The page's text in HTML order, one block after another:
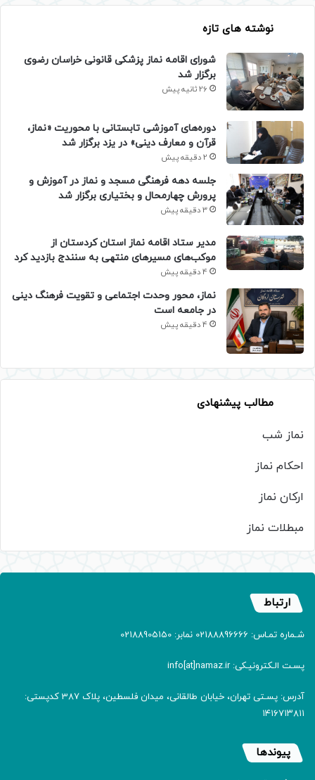
نوشته های تازه
شورای اقامه نماز پزشکی قانونی خراسان رضوی
برگزار شد
26 ثانیه پیش
دوره‌های آموزشی تابستانی با محوریت «نماز،
قرآن و معارف دینی» در یزد برگزار شد
2 دقیقه پیش
جلسه دهه فرهنگی مسجد و نماز در آموزش و
پرورش چهارمحال و بختیاری برگزار شد
3 دقیقه پیش
مدیر ستاد اقامه نماز استان کردستان از
موکب‌های مسیرهای منتهی به سنندج بازدید کرد
4 دقیقه پیش
نماز، محور وحدت اجتماعی و تقویت فرهنگ دینی
در جامعه است
4 دقیقه پیش
مطالب پیشنهادی
نماز شب
احکام نماز
ارکان نماز
مبطلات نماز
ارتباط
شـماره تمـاس: 02188896666 نمابر: 02188905150
پسـت الـکترونیـکی: info[at]namaz.ir
آدرس: پسـتی تهران، خیابان طالقانی، میدان فلسطین، پلاک 387 کدپستی:
۱۴۱۶۷۱۳۸۱۱
پیوندها